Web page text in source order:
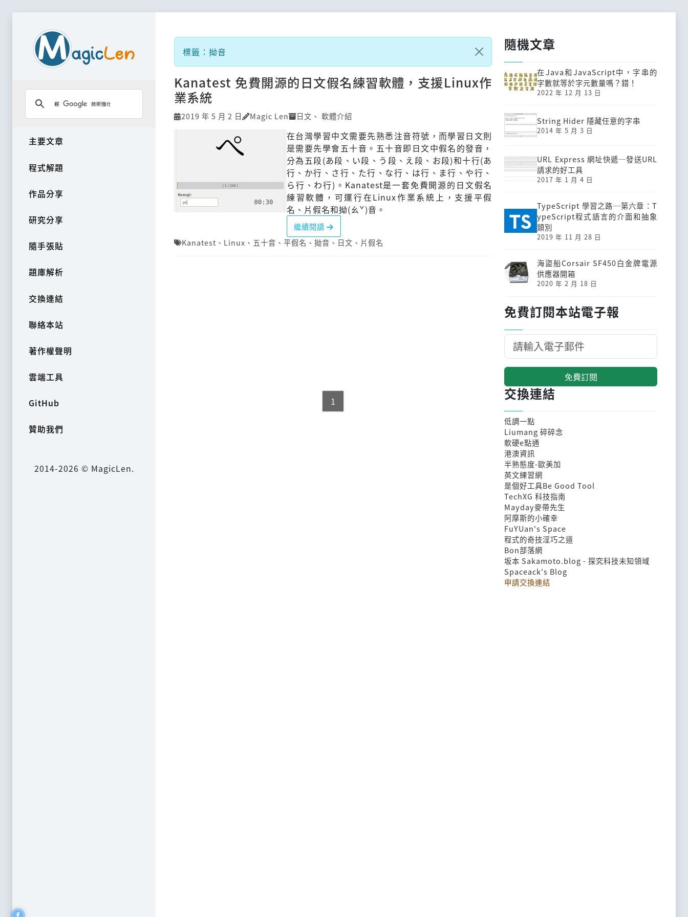
主要文章
程式解題
作品分享
研究分享
隨手張貼
題庫解析
交換連結
聯絡本站
著作權聲明
雲端工具
GitHub
贊助我們
2014-2026 © MagicLen.
標籤：拗音
Kanatest 免費開源的日文假名練習軟體，支援Linux作
業系統
2019 年 5 月 2 日 Magic Len 日文 、 軟體介紹
在台灣學習中文需要先熟悉注音符號，而學習日文則
是需要先學會五十音。五十音即日文中假名的發音，
分為五段(あ段、い段、う段、え段、お段)和十行(あ
行、か行、さ行、た行、な行、は行、ま行、や行、
ら行、わ行)。Kanatest是一套免費開源的日文假名
練習軟體，可運行在Linux作業系統上，支援平假
名、片假名和拗(ㄠˇ)音。
繼續閱讀
Kanatest 、 Linux 、 五十音 、 平假名 、 拗音 、 日文 、 片假名
1
隨機文章
在Java和JavaScript中，字串的
字數就等於字元數量嗎？錯！
2022 年 12 月 13 日
String Hider 隱藏任意的字串
2014 年 5 月 3 日
URL Express 網址快遞─發送URL
請求的好工具
2017 年 1 月 4 日
TypeScript 學習之路─第六章：T
ypeScript程式語言的介面和抽象
類別
2019 年 11 月 28 日
海盜船Corsair SF450白金牌電源
供應器開箱
2020 年 2 月 18 日
免費訂閱本站電子報
免費訂閱
交換連結
低調一點
Liumang 碎碎念
軟硬e點通
港澳資訊
半熟態度-歐美加
英文練習網
是個好工具Be Good Tool
TechXG 科技指南
Mayday麥帶先生
阿摩斯的小確幸
FuYUan's Space
程式的奇技淫巧之道
Bon部落網
坂本 Sakamoto.blog - 探究科技未知領域
Spaceack's Blog
申請交換連結